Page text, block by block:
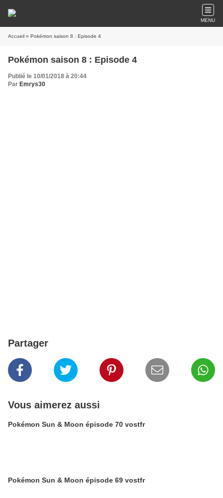
MENU
Accueil » Pokémon saison 8 : Episode 4
Pokémon saison 8 : Episode 4
Publié le 10/01/2018 à 20:44
Par Emrys30
Partager
Vous aimerez aussi
Pokémon Sun & Moon épisode 70 vostfr
Pokémon Sun & Moon épisode 69 vostfr